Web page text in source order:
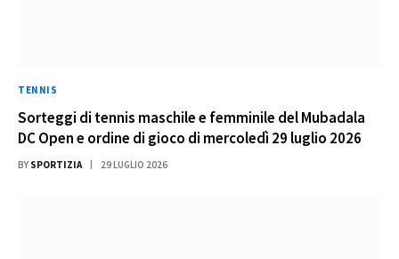
TENNIS
Sorteggi di tennis maschile e femminile del Mubadala
DC Open e ordine di gioco di mercoledì 29 luglio 2026
BY SPORTIZIA 29 LUGLIO 2026